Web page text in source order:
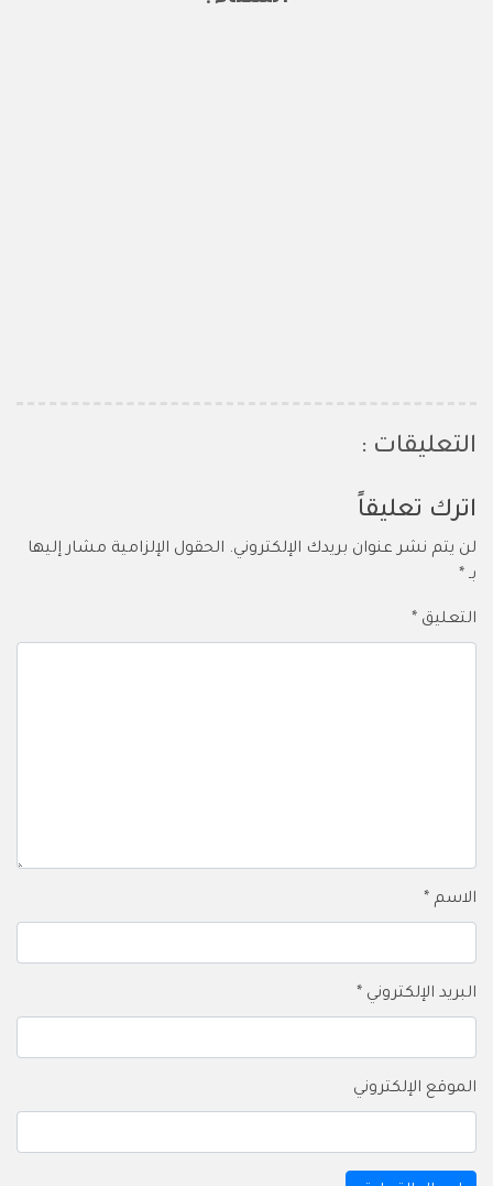
التعليقات :
اترك تعليقاً
لن يتم نشر عنوان بريدك الإلكتروني. الحقول الإلزامية مشار إليها
بـ *
التعليق *
الاسم *
البريد الإلكتروني *
الموقع الإلكتروني